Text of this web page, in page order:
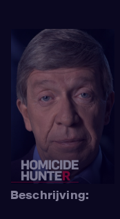
Beschrijving: